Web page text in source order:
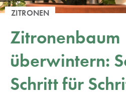
ZITRONEN
Zitronenbaum
überwintern:
Schritt für